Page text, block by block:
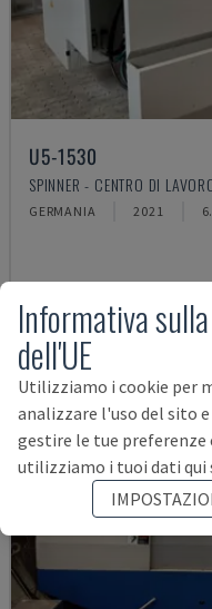
U5-1530
SPINNER - CENTRO DI
GERMANIA 2021
Informativa
dell'UE
Utilizziamo i cookie per
analizzare l'uso del sito
gestire le tue preferenze
utilizziamo i tuoi dati qui